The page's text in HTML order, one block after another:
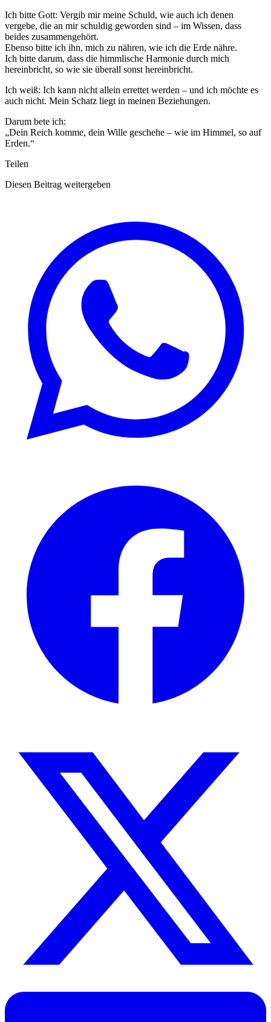
Ich bitte Gott: Vergib mir meine Schuld, wie auch ich denen
vergebe, die an mir schuldig geworden sind – im Wissen, dass
beides zusammengehört.
Ebenso bitte ich ihn, mich zu nähren, wie ich die Erde nähre.
Ich bitte darum, dass die himmlische Harmonie durch mich
hereinbricht, so wie sie überall sonst hereinbricht.
Ich weiß: Ich kann nicht allein errettet werden – und ich möchte es
auch nicht. Mein Schatz liegt in meinen Beziehungen.
Darum bete ich:
„Dein Reich komme, dein Wille geschehe – wie im Himmel, so auf
Erden.“
Teilen
Diesen Beitrag weitergeben